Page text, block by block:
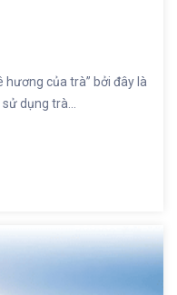
hương của trà” bởi đây là
dụng trà...